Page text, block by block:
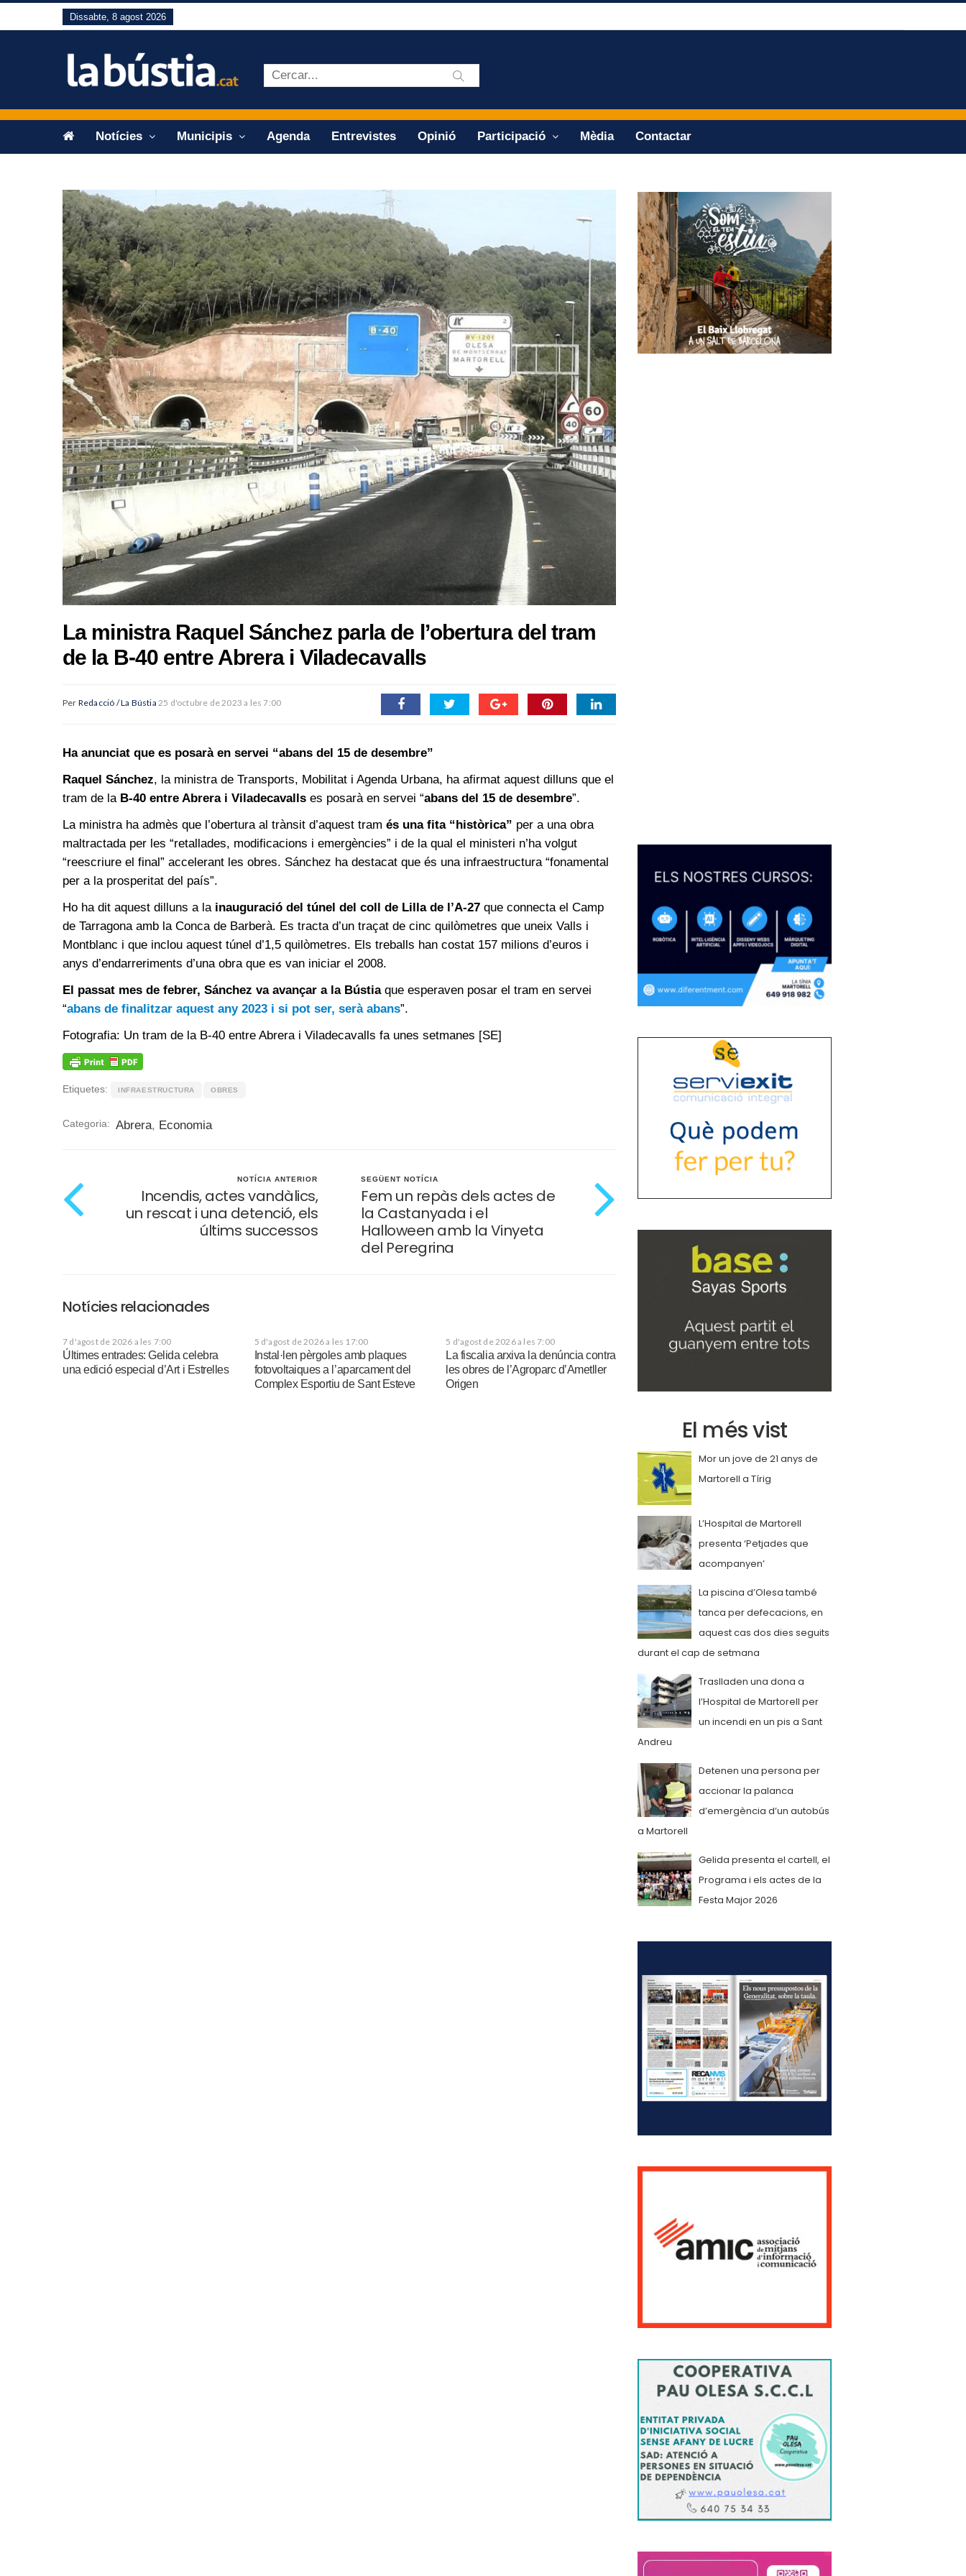
Dissabte, 8 agost 2026
Notícies Municipis Agenda Entrevistes Opinió Participació Mèdia Contactar
La ministra Raquel Sánchez parla de l’obertura del tram
de la B-40 entre Abrera i Viladecavalls
Per Redacció / La Bústia 25 d'octubre de 2023 a les 7:00
Ha anunciat que es posarà en servei “abans del 15 de desembre”
Raquel Sánchez, la ministra de Transports, Mobilitat i Agenda Urbana, ha afirmat aquest dilluns que el
tram de la B-40 entre Abrera i Viladecavalls es posarà en servei “abans del 15 de desembre”.
La ministra ha admès que l’obertura al trànsit d’aquest tram és una fita “històrica” per a una obra
maltractada per les “retallades, modificacions i emergències” i de la qual el ministeri n’ha volgut
“reescriure el final” accelerant les obres. Sánchez ha destacat que és una infraestructura “fonamental
per a la prosperitat del país”.
Ho ha dit aquest dilluns a la inauguració del túnel del coll de Lilla de l’A-27 que connecta el Camp
de Tarragona amb la Conca de Barberà. Es tracta d’un traçat de cinc quilòmetres que uneix Valls i
Montblanc i que inclou aquest túnel d’1,5 quilòmetres. Els treballs han costat 157 milions d’euros i
anys d’endarreriments d’una obra que es van iniciar el 2008.
El passat mes de febrer, Sánchez va avançar a la Bústiaque esperaven posar el tram en servei
“abans de finalitzar aquest any 2023 i si pot ser, serà abans”.
Fotografia: Un tram de la B-40 entre Abrera i Viladecavalls fa unes setmanes [SE]
Etiquetes: INFRAESTRUCTURA OBRES
Categoria: Abrera, Economia
NOTÍCIA ANTERIOR
Incendis, actes vandàlics,
un rescat i una detenció, els
últims successos
SEGÜENT NOTÍCIA
Fem un repàs dels actes de
la Castanyada i el
Halloween amb la Vinyeta
del Peregrina
Notícies relacionades
7 d'agost de 2026 a les 7:00
Últimes entrades: Gelida celebra
una edició especial d’Art i Estrelles
5 d'agost de 2026 a les 17:00
Instal·len pèrgoles amb plaques
fotovoltaiques a l’aparcament del
Complex Esportiu de Sant Esteve
5 d'agost de 2026 a les 7:00
La fiscalia arxiva la denúncia contra
les obres de l’Agroparc d’Ametller
Origen
El més vist
Mor un jove de 21 anys de
Martorell a Tírig
L’Hospital de Martorell
presenta ‘Petjades que
acompanyen’
La piscina d’Olesa també
tanca per defecacions, en
aquest cas dos dies seguits
durant el cap de setmana
Traslladen una dona a
l’Hospital de Martorell per
un incendi en un pis a Sant
Andreu
Detenen una persona per
accionar la palanca
d’emergència d’un autobús
a Martorell
Gelida presenta el cartell, el
Programa i els actes de la
Festa Major 2026